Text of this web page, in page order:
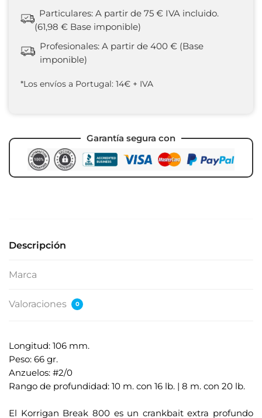
Particulares: A partir de 75 € IVA incluido.
(61,98 € Base imponible)
Profesionales: A partir de 400 € (Base
imponible)
*Los envíos a Portugal: 14€ + IVA
Garantía segura con
Descripción
Marca
Valoraciones 0
Longitud: 106 mm.
Peso: 66 gr.
Anzuelos: #2/0
Rango de profundidad: 10 m. con 16 lb. | 8 m. con 20 lb.
El Korrigan Break 800 es un crankbait extra profundo